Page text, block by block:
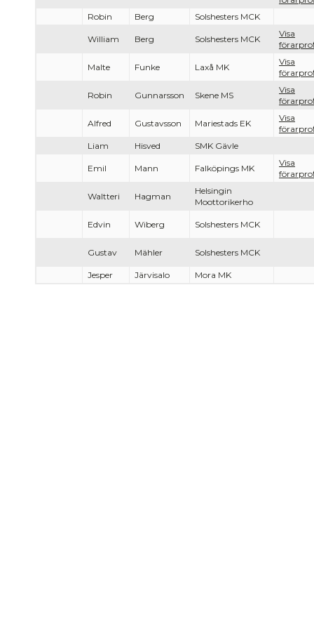
Robin
Berg Solshesters MCK
William Berg Solshesters MCK
Visa
Malte Funke Laxå MK
Visa
Robin Gunnarsson Skene MS
Visa
Alfred Gustavsson Mariestads EK
Visa
Liam
Hisved SMK Gävle
Emil Mann Falköpings MK
Visa
Waltteri Hagman
Helsingin
Moottorikerho
Edvin Wiberg Solshesters MCK
Gustav Mähler Solshesters MCK
Jesper Järvisalo Mora MK